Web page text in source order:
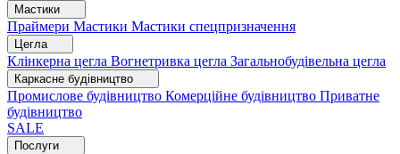
Мастики
Праймери Мастики Мастики спецпризначення
Цегла
Клінкерна цегла Вогнетривка цегла Загальнобудівельна цегла
Каркасне будівництво
Промислове будівництво Комерційне будівництво Приватне
будівництво
SALE
Послуги